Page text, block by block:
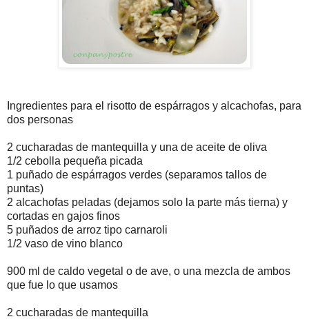
Ingredientes para el risotto de espárragos y alcachofas, para
dos personas
2 cucharadas de mantequilla y una de aceite de oliva
1/2 cebolla pequeña picada
1 puñado de espárragos verdes (separamos tallos de
puntas)
2 alcachofas peladas (dejamos solo la parte más tierna) y
cortadas en gajos finos
5 puñados de arroz tipo carnaroli
1/2 vaso de vino blanco
900 ml de caldo vegetal o de ave, o una mezcla de ambos
que fue lo que usamos
2 cucharadas de mantequilla